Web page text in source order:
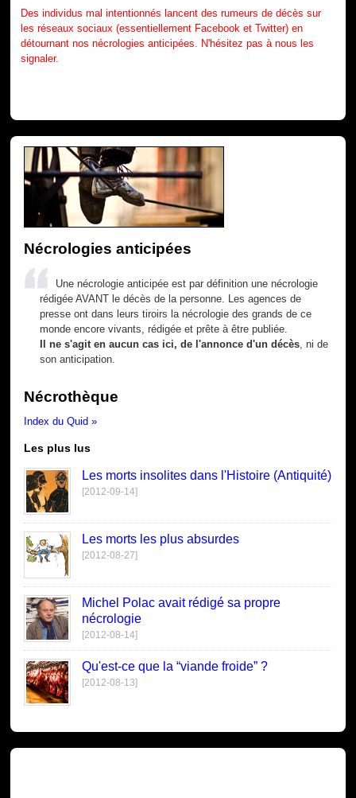
Des individus mal intentionnés lancent des rumeurs de décès sur
les réseaux sociaux (essentiellement Facebook et Twitter) en
détournant nos nécrologies anticipées. N'hésitez pas à nous les
signaler.
Nécrologies anticipées
Une nécrologie anticipée est par définition une nécrologie
rédigée AVANT le décès de la personne. Les agences de
presse ont dans leurs tiroirs la nécrologie des grands de ce
monde encore vivants, rédigée et prête à être publiée.
Il ne s'agit en aucun cas ici, de l'annonce d'un décès , ni de
son anticipation.
Nécrothèque
Index du Quid »
Les plus lus
Les morts insolites dans l'Histoire (Antiquité)
[2012-09-14]
Les morts les plus absurdes
[2012-08-27]
Michel Polac avait rédigé sa propre
nécrologie
[2012-08-14]
Qu'est-ce que la “viande froide” ?
[2012-08-13]